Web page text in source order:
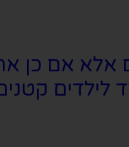
אלא אם כן
קטנים